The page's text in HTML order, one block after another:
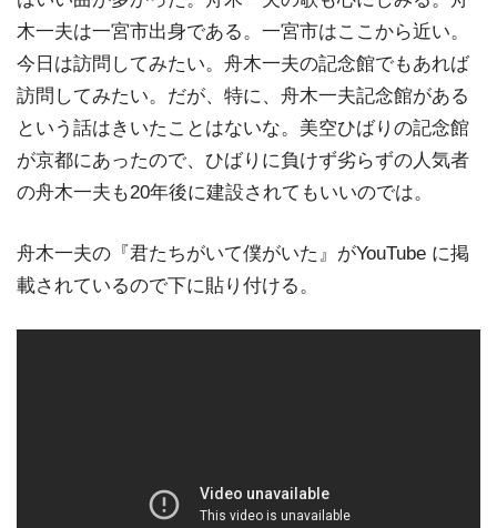
木一夫は一宮市出身である。一宮市はここから近い。
今日は訪問してみたい。舟木一夫の記念館でもあれば
訪問してみたい。だが、特に、舟木一夫記念館がある
という話はきいたことはないな。美空ひばりの記念館
が京都にあったので、ひばりに負けず劣らずの人気者
の舟木一夫も20年後に建設されてもいいのでは。
舟木一夫の『君たちがいて僕がいた』がYouTube に掲
載されているので下に貼り付ける。